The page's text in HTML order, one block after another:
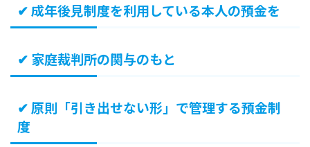
✔ 成年後見制度を利用している本人の預金を
✔ 家庭裁判所の関与のもと
✔ 原則「引き出せない形」で管理する預金制
度